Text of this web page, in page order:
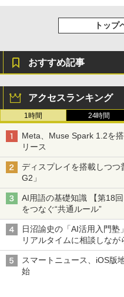
トップ
おすすめ記事
アクセスランキング
1時間 24時間
Meta、Muse Spark 1.2を
リース
ディスプレイを搭載しつ
G2」
AI用語の基礎知識 【第18
をつなぐ“共通ルール”
日沼諭史の「AI活用入門
リアルタイムに相談しなが
スマートニュース、iOS版
始